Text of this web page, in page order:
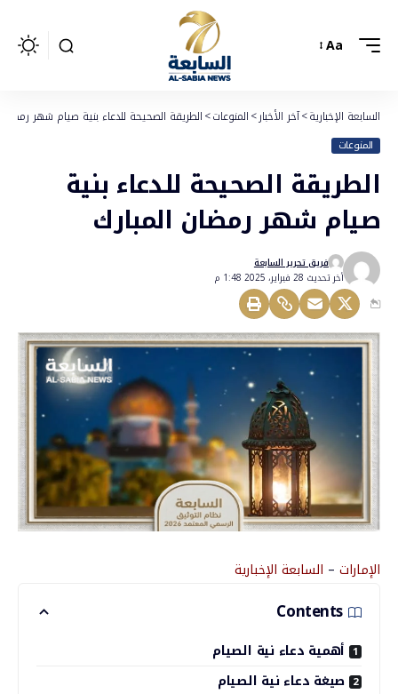
Aa
السابعة الإخبارية>آخر الأخبار>المنوعات>الطريقة الصحيحة للدعاء بنية صيام شهر رمضان
المنوعات
الطريقة الصحيحة للدعاء بنية
صيام شهر رمضان المبارك
أخر تحديث 28 فبراير، 2025 1:48 م
فريق تحرير السابعة
الإمارات – السابعة الإخبارية
Contents
أهمية دعاء نية الصيام
صيغة دعاء نية الصيام